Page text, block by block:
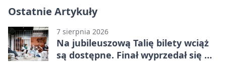
Ostatnie Artykuły
7 sierpnia 2026
Na jubileuszową Talię bilety wciąż
są dostępne. Finał wyprzedał się w